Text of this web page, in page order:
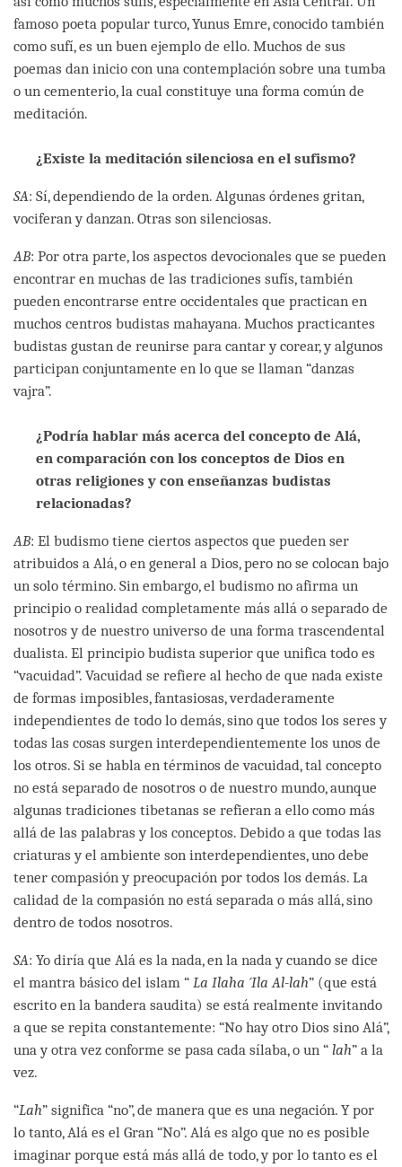
famoso poeta popular turco, Yunus Emre, conocido también
como sufí, es un buen ejemplo de ello. Muchos de sus
poemas dan inicio con una contemplación sobre una tumba
o un cementerio, la cual constituye una forma común de
meditación.
¿Existe la meditación silenciosa en el sufismo?
SA: Sí, dependiendo de la orden. Algunas órdenes gritan,
vociferan y danzan. Otras son silenciosas.
AB: Por otra parte, los aspectos devocionales que se pueden
encontrar en muchas de las tradiciones sufís, también
pueden encontrarse entre occidentales que practican en
muchos centros budistas mahayana. Muchos practicantes
budistas gustan de reunirse para cantar y corear, y algunos
participan conjuntamente en lo que se llaman “danzas
vajra”.
¿Podría hablar más acerca del concepto de Alá,
en comparación con los conceptos de Dios en
otras religiones y con enseñanzas budistas
relacionadas?
AB: El budismo tiene ciertos aspectos que pueden ser
atribuidos a Alá, o en general a Dios, pero no se colocan bajo
un solo término. Sin embargo, el budismo no afirma un
principio o realidad completamente más allá o separado de
nosotros y de nuestro universo de una forma trascendental
dualista. El principio budista superior que unifica todo es
“vacuidad”. Vacuidad se refiere al hecho de que nada existe
de formas imposibles, fantasiosas, verdaderamente
independientes de todo lo demás, sino que todos los seres y
todas las cosas surgen interdependientemente los unos de
los otros. Si se habla en términos de vacuidad, tal concepto
no está separado de nosotros o de nuestro mundo, aunque
algunas tradiciones tibetanas se refieran a ello como más
allá de las palabras y los conceptos. Debido a que todas las
criaturas y el ambiente son interdependientes, uno debe
tener compasión y preocupación por todos los demás. La
calidad de la compasión no está separada o más allá, sino
dentro de todos nosotros.
SA: Yo diría que Alá es la nada, en la nada y cuando se dice
el mantra básico del islam “ La Ilaha ´Ila Al-lah” (que está
escrito en la bandera saudita) se está realmente invitando
a que se repita constantemente: “No hay otro Dios sino Alá”,
una y otra vez conforme se pasa cada sílaba, o un “ lah” a la
vez.
“Lah” significa “no”, de manera que es una negación. Y por
lo tanto, Alá es el Gran “No”. Alá es algo que no es posible
imaginar porque está más allá de todo, y por lo tanto es el